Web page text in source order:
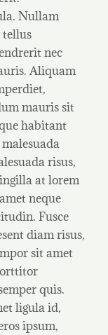
Nullam
tellus
nec
Aliquam
mauris sit
habitant
risus,
at lorem
neque
Fusce
diam risus,
sit amet
quis.
ligula id,
ipsum,